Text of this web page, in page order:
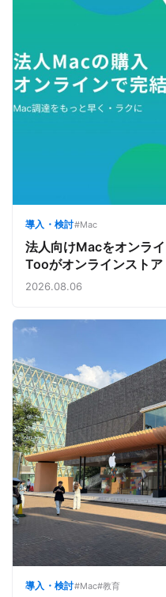
導入・検討#Mac
法人向けMacをオンラ
Tooがオンラインスト
扱いをスタート。デバ
2026.08.06
導入・検討#Mac#教育